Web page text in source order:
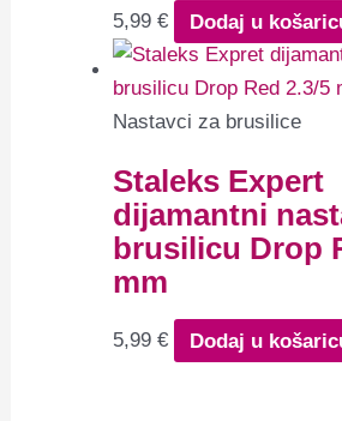
5,99€ Dodaj u
Nastavci za brusilice
Staleks Expert
dijamantni
brusilicu Drop
mm
5,99€ Dodaj u